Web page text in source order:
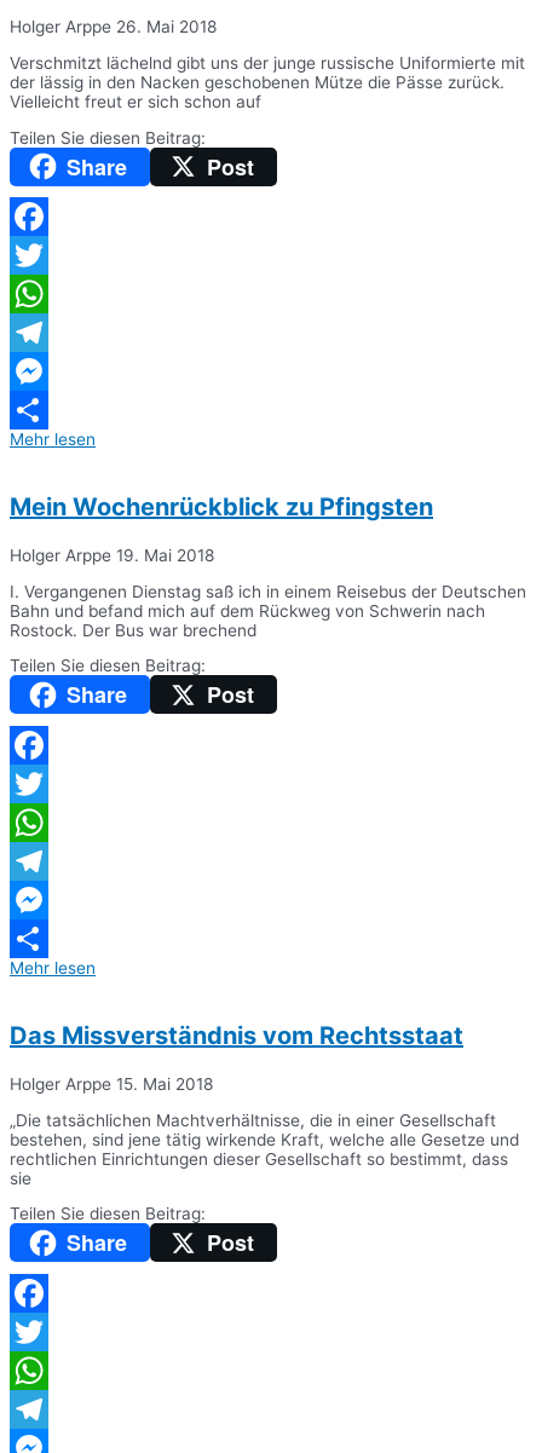
Holger Arppe 26. Mai 2018
Verschmitzt lächelnd gibt uns der junge russische Uniformierte mit
der lässig in den Nacken geschobenen Mütze die Pässe zurück.
Vielleicht freut er sich schon auf
Teilen Sie diesen Beitrag:
Share Post
Facebook
Twitter
WhatsApp
Telegram
Messenger
Teilen
Mehr lesen
Mein Wochenrückblick zu Pfingsten
Holger Arppe 19. Mai 2018
I. Vergangenen Dienstag saß ich in einem Reisebus der Deutschen
Bahn und befand mich auf dem Rückweg von Schwerin nach
Rostock. Der Bus war brechend
Teilen Sie diesen Beitrag:
Share Post
Facebook
Twitter
WhatsApp
Telegram
Messenger
Teilen
Mehr lesen
Das Missverständnis vom Rechtsstaat
Holger Arppe 15. Mai 2018
„Die tatsächlichen Machtverhältnisse, die in einer Gesellschaft
bestehen, sind jene tätig wirkende Kraft, welche alle Gesetze und
rechtlichen Einrichtungen dieser Gesellschaft so bestimmt, dass
sie
Teilen Sie diesen Beitrag:
Share Post
Facebook
Twitter
WhatsApp
Telegram